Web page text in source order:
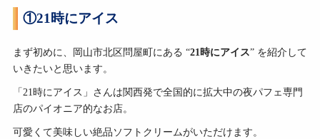
①21時にアイス
まず初めに、岡山市北区問屋町にある “21時にアイス” を紹介して
いきたいと思います。
「21時にアイス」さんは関西発で全国的に拡大中の夜パフェ専門
店のパイオニア的なお店。
可愛くて美味しい絶品ソフトクリームがいただけます。